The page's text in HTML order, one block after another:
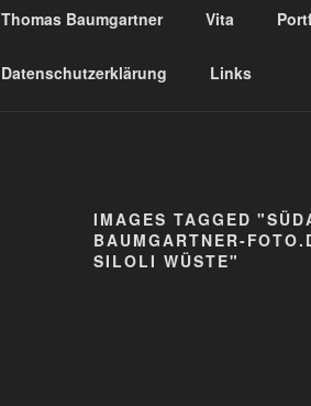
Thomas Baumgartner Vita
Datenschutzerklärung Links
IMAGES TAGGED
BAUMGARTNER-
SILOLI WÜSTE"